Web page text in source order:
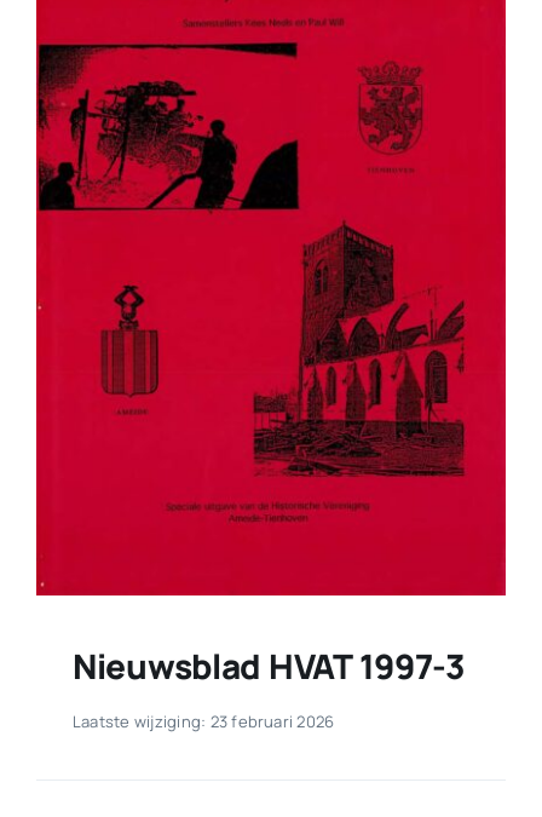
Nieuwsblad HVAT 1997-3
Laatste wijziging: 23 februari 2026